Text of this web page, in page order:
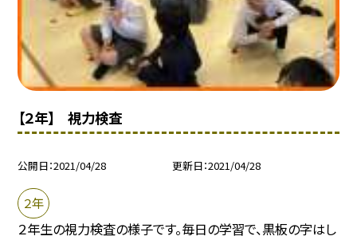
【２年】 視力検査
公開日 2021/04/28 更新日 2021/04/28
２年
２年生の視力検査の様子です。毎日の学習で、黒板の字はし